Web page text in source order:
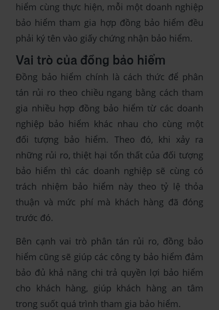
hiểm cùng thực hiện, mỗi một doanh nghiệp
bảo hiểm tham gia hợp đồng bảo hiểm đều
phải ký tên vào giấy chứng nhận bảo hiểm.
Vai trò của đồng bảo hiểm
Đồng bảo hiểm chính là cách thức để phân
tán rủi ro theo chiều ngang bằng cách tham
gia nhiều hợp đồng bảo hiểm từ các doanh
nghiệp bảo hiểm khác nhau cho cùng một
đối tượng bảo hiểm. Theo đó, khi xảy ra
những rủi ro, thiệt hại tổn thất của đối tượng
bảo hiểm thì các doanh nghiệp sẽ cùng có
trách nhiệm bảo hiểm này theo tỷ lệ thỏa
thuận và mức phí mà khách hàng đã đóng
trước đó.
Bên cạnh vai trò phân tán rủi ro, đồng bảo
hiểm cũng sẽ giúp các công ty bảo hiểm đảm
bảo đủ khả năng chi trả quyền lợi bảo hiểm
cho khách hàng, giúp khách hàng an tâm
trong suốt quá trình tham gia bảo hiểm.